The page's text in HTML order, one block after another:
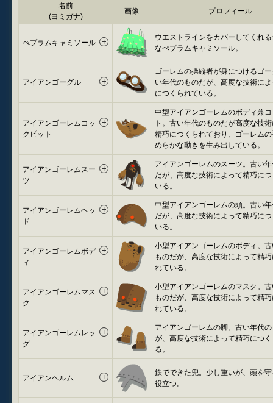
名前
(ヨミガナ)
画像 プロフィール
ぺプラムキャミソール
ウエストラインをカバーしてくれ
なぺプラムキャミソール。
アイアンゴーグル
ゴーレムの操縦者が身につけるゴ
い年代のものだが、高度な技術に
につくられている。
アイアンゴーレムコッ
クピット
中型アイアンゴーレムのボディ兼
ト。古い年代のものだが高度な技
精巧につくられており、ゴーレム
めらかな動きを生み出している。
アイアンゴーレムスー
ツ
アイアンゴーレムのスーツ。古い
だが、高度な技術によって精巧に
いる。
アイアンゴーレムヘッ
ド
中型アイアンゴーレムの頭。古い
だが、高度な技術によって精巧に
いる。
アイアンゴーレムボデ
ィ
小型アイアンゴーレムのボディ。
ものだが、高度な技術によって精
れている。
アイアンゴーレムマス
ク
小型アイアンゴーレムのマスク。
ものだが、高度な技術によって精
れている。
アイアンゴーレムレッ
グ
アイアンゴーレムの脚。古い年代
が、高度な技術によって精巧につ
る。
アイアンヘルム
鉄でできた兜。少し重いが、頭を
役立つ。